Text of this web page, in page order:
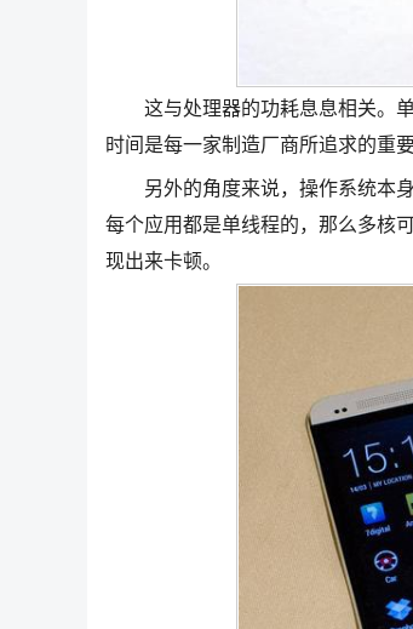
这与处理器的功耗息息相关。单
时间是每一家制造厂商所追求的重
另外的角度来说，操作系统本身
每个应用都是单线程的，那么多核
现出来卡顿。